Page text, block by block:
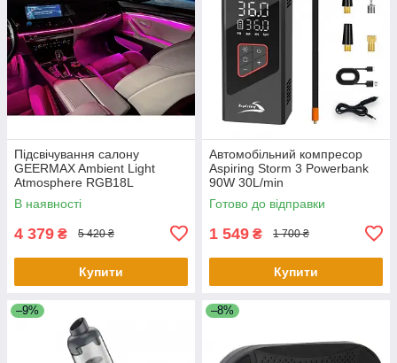
Підсвічування салону
GEERMAX Ambient Light
Atmosphere RGB18L
В наявності
4 379 ₴ 5 420 ₴
Купити
Автомобільний компресор
Aspiring Storm 3 Powerbank
90W 30L/min
Готово до відправки
1 549 ₴ 1 700 ₴
Купити
–9% –8%